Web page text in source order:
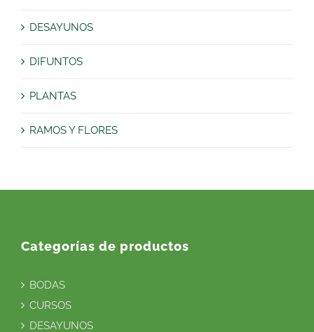
DESAYUNOS
DIFUNTOS
PLANTAS
RAMOS Y FLORES
Categorías de productos
BODAS
CURSOS
DESAYUNOS